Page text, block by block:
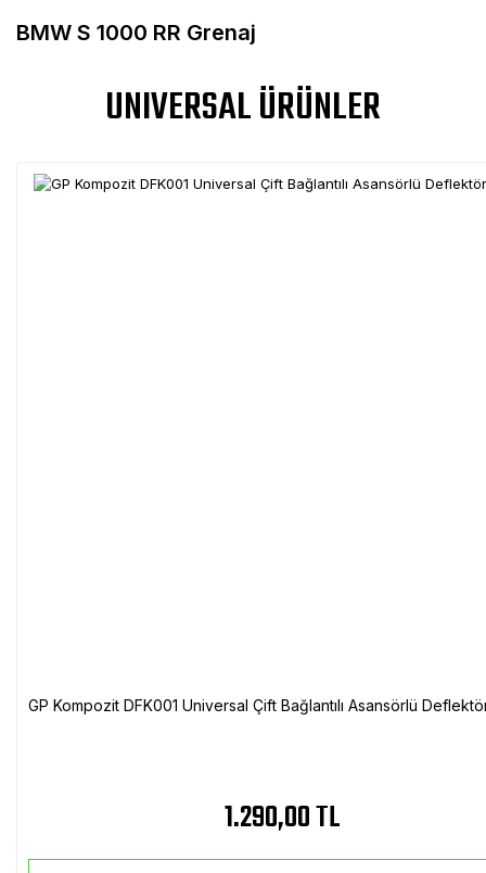
BMW S 1000 RR Grenaj
UNIVERSAL ÜRÜNLER
GP Kompozit DFK001 Universal Çift Bağlantılı Asansörlü
1.290,00 TL